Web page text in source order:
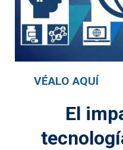
VÉALO AQUÍ
El